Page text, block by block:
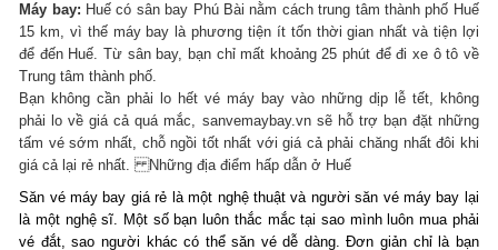
Máy bay: Huế có sân bay Phú Bài nằm cách trung tâm thành phố Huế
15 km, vì thế máy bay là phương tiện ít tốn thời gian nhất và tiện lợi
để đến Huế. Từ sân bay, bạn chỉ mất khoảng 25 phút để đi xe ô tô về
Trung tâm thành phố.
Bạn không cần phải lo hết vé máy bay vào những dịp lễ tết, không
phải lo về giá cả quá mắc, sanvemaybay.vn sẽ hỗ trợ bạn đặt những
tấm vé sớm nhất, chỗ ngồi tốt nhất với giá cả phải chăng nhất đôi khi
giá cả lại rẻ nhất. Những địa điểm hấp dẫn ở Huế
Săn vé máy bay giá rẻ là một nghệ thuật và người săn vé máy bay lại
là một nghệ sĩ. Một số bạn luôn thắc mắc tại sao mình luôn mua phải
vé đắt, sao người khác có thể săn vé dễ dàng. Đơn giản chỉ là bạn